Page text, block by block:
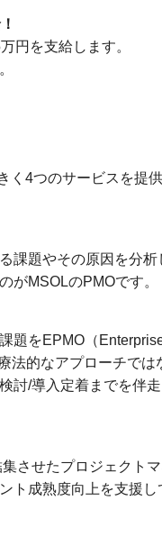
円を支給します。
く4つのサービスを提
課題やその原因を分析
がMSOLのPMOです。
題をEPMO（
法的なアプローチでは
討/導入定着までを伴走
させたプロジェクトマ
ト成熟度向上を支援し